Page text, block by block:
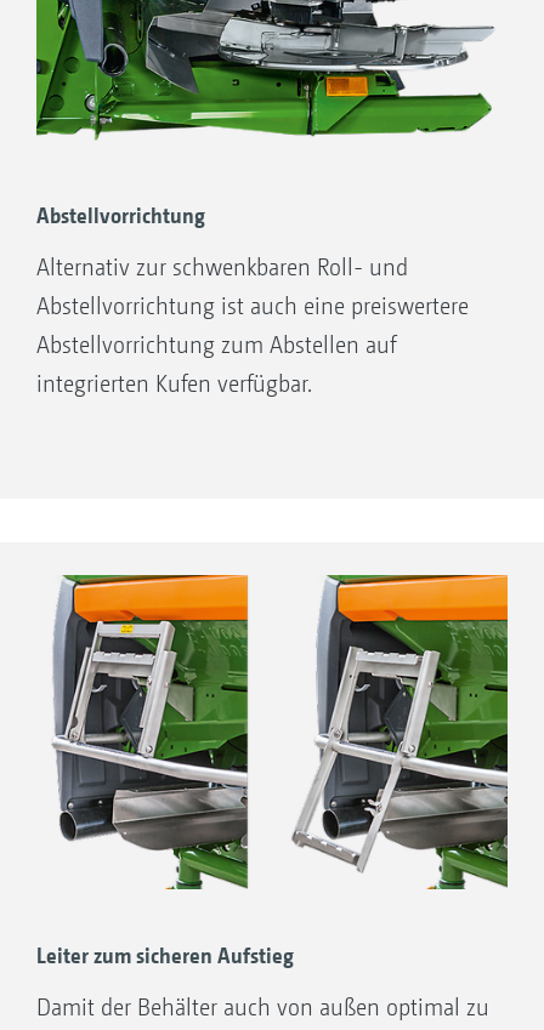
Abstellvorrichtung
Alternativ zur schwenkbaren Roll- und
Abstellvorrichtung ist auch eine preiswertere
Abstellvorrichtung zum Abstellen auf
integrierten Kufen verfügbar.
Leiter zum sicheren Aufstieg
Damit der Behälter auch von außen optimal zu